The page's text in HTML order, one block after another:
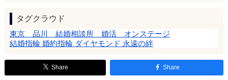
タグクラウド
東京 品川 結婚相談所 婚活 オンステージ
結婚指輪 婚約指輪 ダイヤモンド 永遠の絆
Share Share